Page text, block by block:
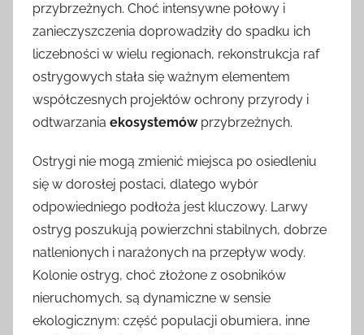
przybrzeżnych. Choć intensywne połowy i
zanieczyszczenia doprowadziły do spadku ich
liczebności w wielu regionach, rekonstrukcja raf
ostrygowych stała się ważnym elementem
współczesnych projektów ochrony przyrody i
odtwarzania ekosystemówprzybrzeżnych.
Ostrygi nie mogą zmienić miejsca po osiedleniu
się w dorosłej postaci, dlatego wybór
odpowiedniego podłoża jest kluczowy. Larwy
ostryg poszukują powierzchni stabilnych, dobrze
natlenionych i narażonych na przepływ wody.
Kolonie ostryg, choć złożone z osobników
nieruchomych, są dynamiczne w sensie
ekologicznym: część populacji obumiera, inne